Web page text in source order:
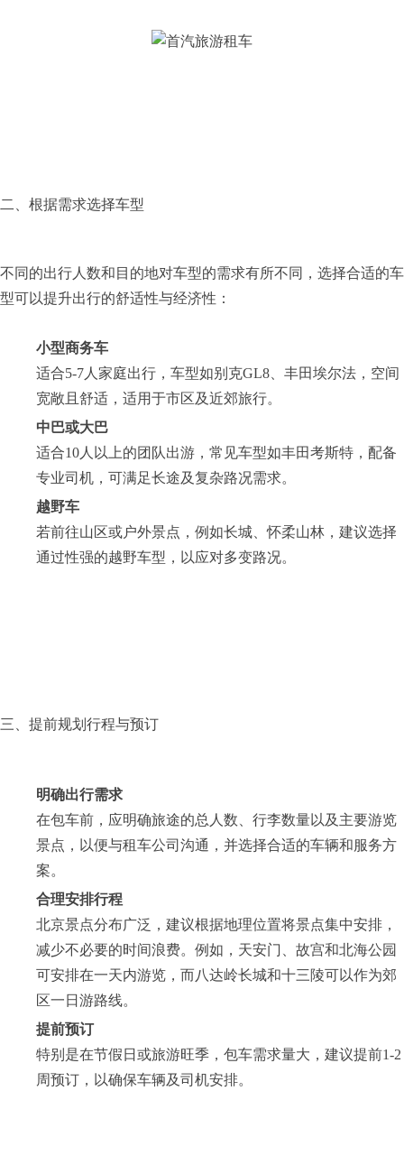
二、根据需求选择车型
不同的出行人数和目的地对车型的需求有所不同，选择合适的车
型可以提升出行的舒适性与经济性：
小型商务车
适合5-7人家庭出行，车型如别克GL8、丰田埃尔法，空间
宽敞且舒适，适用于市区及近郊旅行。
中巴或大巴
适合10人以上的团队出游，常见车型如丰田考斯特，配备
专业司机，可满足长途及复杂路况需求。
越野车
若前往山区或户外景点，例如长城、怀柔山林，建议选择
通过性强的越野车型，以应对多变路况。
三、提前规划行程与预订
明确出行需求
在包车前，应明确旅途的总人数、行李数量以及主要游览
景点，以便与租车公司沟通，并选择合适的车辆和服务方
案。
合理安排行程
北京景点分布广泛，建议根据地理位置将景点集中安排，
减少不必要的时间浪费。例如，天安门、故宫和北海公园
可安排在一天内游览，而八达岭长城和十三陵可以作为郊
区一日游路线。
提前预订
特别是在节假日或旅游旺季，包车需求量大，建议提前1-2
周预订，以确保车辆及司机安排。